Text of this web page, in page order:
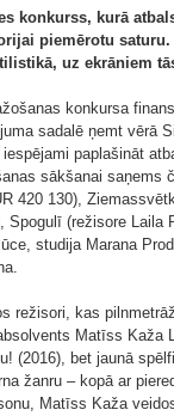
konkurss, kurā
piemērotu
uz ekrāniem
konkursa
sadalē ņemt vērā
paplašināt
sākšanai
420 130),
Spogulī (režisore Laila
studija Marana
režisori, kas
Matīss
(2016), bet jaunā
žanru – kopā ar
Matīss Kaža